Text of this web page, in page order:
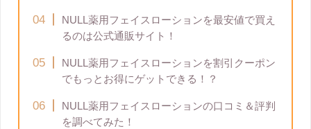
NULL薬用フェイスローションを最安値で買え
るのは公式通販サイト！
NULL薬用フェイスローションを割引クーポン
でもっとお得にゲットできる！？
NULL薬用フェイスローションの口コミ＆評判
を調べてみた！